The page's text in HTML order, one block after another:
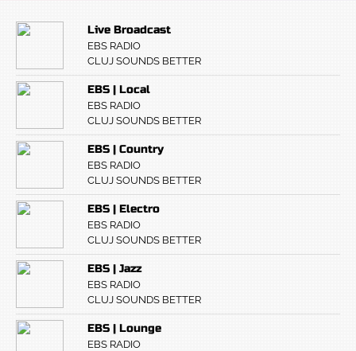
Live Broadcast
EBS RADIO
CLUJ SOUNDS BETTER
EBS | Local
EBS RADIO
CLUJ SOUNDS BETTER
EBS | Country
EBS RADIO
CLUJ SOUNDS BETTER
EBS | Electro
EBS RADIO
CLUJ SOUNDS BETTER
EBS | Jazz
EBS RADIO
CLUJ SOUNDS BETTER
EBS | Lounge
EBS RADIO